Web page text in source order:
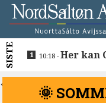
SISTE 10:18 -Her kan
<
🌞